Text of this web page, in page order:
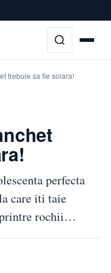
trebuie sa fie solara!
perfecta
care iti taie
printre rochii…